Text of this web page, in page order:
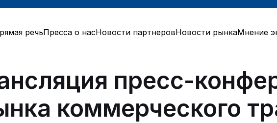
речьПресса о насНовости партнеровНовости рынкаМнение
пресс-
коммерческого